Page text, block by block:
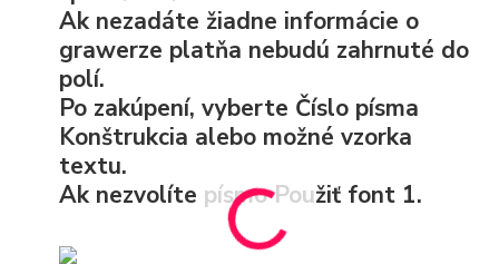
Ak nezadáte žiadne informácie o
grawerze platňa nebudú zahrnuté do
polí.
Po zakúpení, vyberte Číslo písma
Konštrukcia alebo možnévzorka
textu.
Ak nezvolíte písmo Použiť font 1.